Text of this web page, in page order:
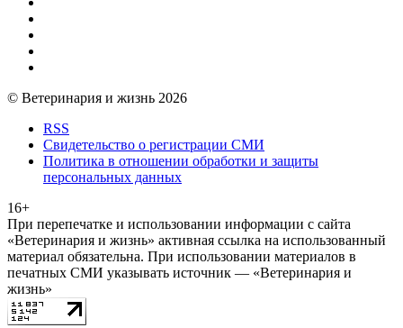
© Ветеринария и жизнь 2026
RSS
Свидетельство о регистрации СМИ
Политика в отношении обработки и защиты
персональных данных
16+
При перепечатке и использовании информации с сайта
«Ветеринария и жизнь» активная ссылка на использованный
материал обязательна. При использовании материалов в
печатных СМИ указывать источник — «Ветеринария и
жизнь»